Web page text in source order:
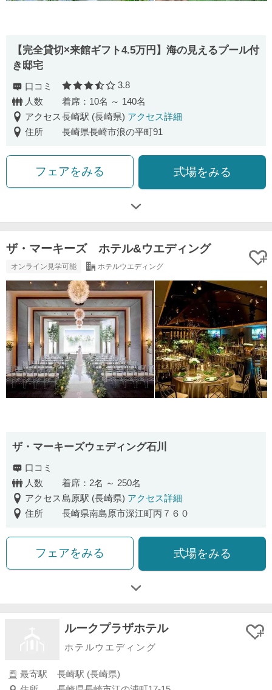
【完全貸切×来館ギフト4.5万円】海の見えるプール付
き邸宅
口コミ 口コミ評価
3.8
人数
着席：10名 ～ 140名
アクセス長崎駅 (長崎県) アクセス詳細
住所
長崎県長崎市浪の平町91
フェアをみる 式場をみる
ザ・マーキーズ ホテル&ウエディング
オンライン見学可能 ホテルウエディング
ザ・マーキーズウェディング石川
口コミ
人数
着席：2名 ～ 250名
アクセス島原駅 (長崎県) アクセス詳細
住所
長崎県南島原市深江町丙７６０
フェアをみる 式場をみる
ルークプラザホテル
ホテルウエディング
最寄駅
長崎駅 (長崎県)